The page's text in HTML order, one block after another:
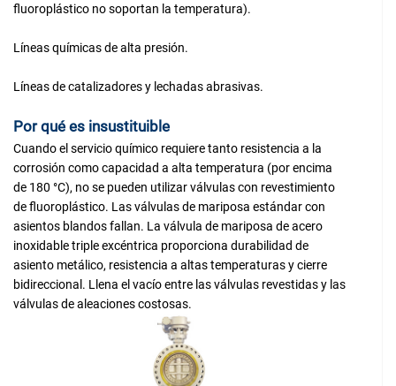
fluoroplástico no soportan la temperatura).
Líneas químicas de alta presión.
Líneas de catalizadores y lechadas abrasivas.
Por qué es insustituible
Cuando el servicio químico requiere tanto resistencia a la
corrosión como capacidad a alta temperatura (por encima
de 180 °C), no se pueden utilizar válvulas con revestimiento
de fluoroplástico. Las válvulas de mariposa estándar con
asientos blandos fallan. La válvula de mariposa de acero
inoxidable triple excéntrica proporciona durabilidad de
asiento metálico, resistencia a altas temperaturas y cierre
bidireccional. Llena el vacío entre las válvulas revestidas y las
válvulas de aleaciones costosas.